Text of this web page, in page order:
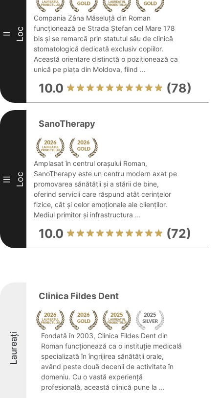
II Loc
Compania Zâna Măseluță din Roman
funcționează pe Strada Ștefan cel Mare 178
bis și se remarcă prin statutul său de clinică
stomatologică dedicată exclusiv copiilor.
Această orientare distinctă o poziționează ca
unică pe piața din Moldova, fiind ...
10.0 (78)
III Loc
SanoTherapy
Amplasat în centrul orașului Roman,
SanoTherapy este un centru modern axat pe
promovarea sănătății și a stării de bine,
oferind servicii care răspund atât cerințelor
fizice, cât și celor emoționale ale clienților.
Mediul primitor și infrastructura ...
10.0 (72)
Laureați
Clinica Fildes Dent
Fondată în 2003, Clinica Fildes Dent din
Roman funcționează ca o instituție medicală
specializată în îngrijirea sănătății orale,
având peste două decenii de activitate în
domeniu. Cu o vastă experiență
profesională, această clinică pune la ...